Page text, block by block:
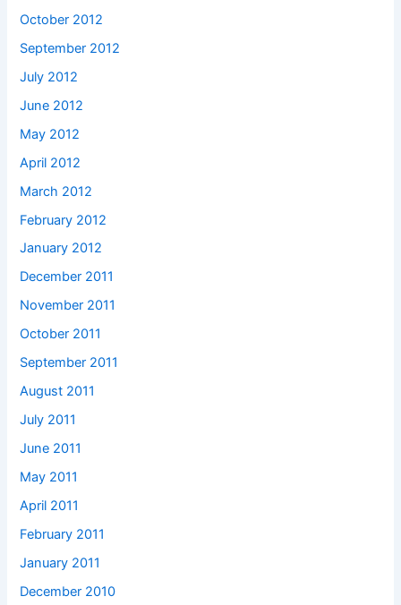
October 2012
September 2012
July 2012
June 2012
May 2012
April 2012
March 2012
February 2012
January 2012
December 2011
November 2011
October 2011
September 2011
August 2011
July 2011
June 2011
May 2011
April 2011
February 2011
January 2011
December 2010